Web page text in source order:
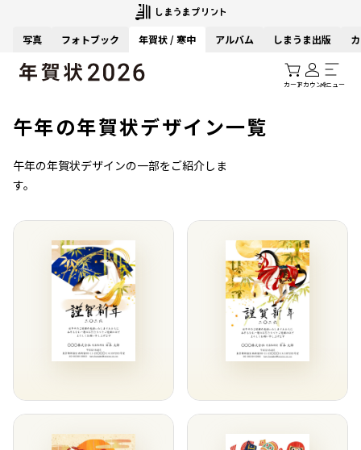
写真 フォトブック 年賀状 / 寒中 アルバム しまうま出版
カートアカウントメニュー
午年の年賀状デザイン一覧
午年の年賀状デザインの一部をご紹介しま
す。